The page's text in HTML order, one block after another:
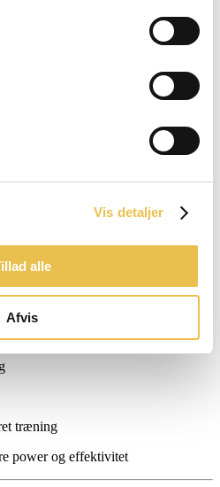
Vis detaljer
alle
Afvis
mikrojustering
træning
power og effektivitet